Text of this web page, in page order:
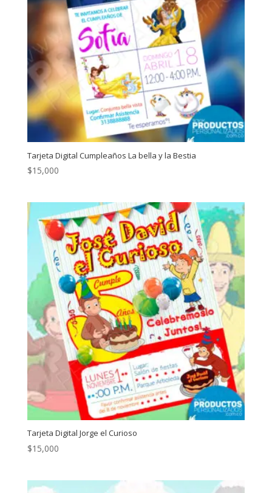
Tarjeta Digital Cumpleaños La bella y la Bestia
$15,000
Tarjeta Digital Jorge el Curioso
$15,000